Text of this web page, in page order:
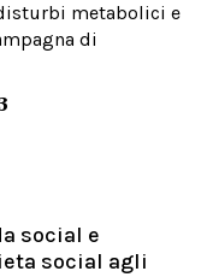
metabolici e
di
social e
social agli